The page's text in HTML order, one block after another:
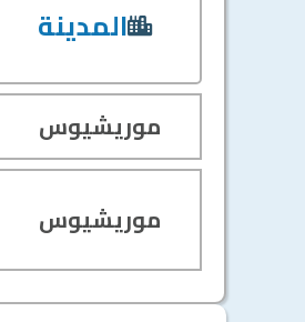
المدينة
موريشيوس
موريشيوس